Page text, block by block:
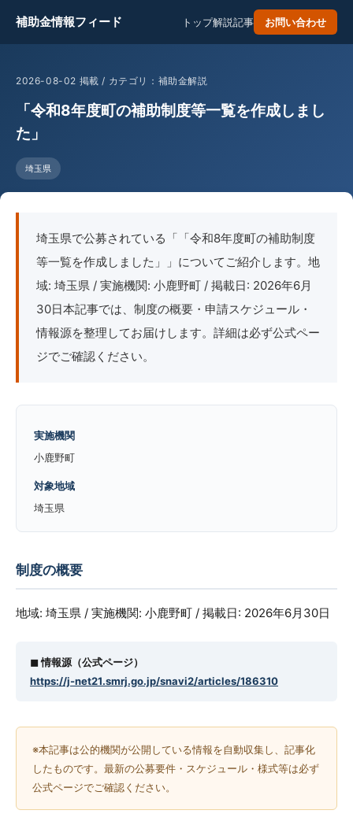
補助金情報フィード トップ解説記事 お問い合わせ
2026-08-02 掲載 / カテゴリ：補助金解説
「令和8年度町の補助制度等一覧を作成しまし
た」
埼玉県
埼玉県で公募されている「「令和8年度町の補助制度
等一覧を作成しました」」についてご紹介します。地
域: 埼玉県 / 実施機関: 小鹿野町 / 掲載日: 2026年6月
30日本記事では、制度の概要・申請スケジュール・
情報源を整理してお届けします。詳細は必ず公式ペー
ジでご確認ください。
実施機関
小鹿野町
対象地域
埼玉県
制度の概要
地域: 埼玉県 / 実施機関: 小鹿野町 / 掲載日: 2026年6月30日
◼︎ 情報源（公式ページ）
https://j-net21.smrj.go.jp/snavi2/articles/186310
※本記事は公的機関が公開している情報を自動収集し、記事化
したものです。最新の公募要件・スケジュール・様式等は必ず
公式ページでご確認ください。